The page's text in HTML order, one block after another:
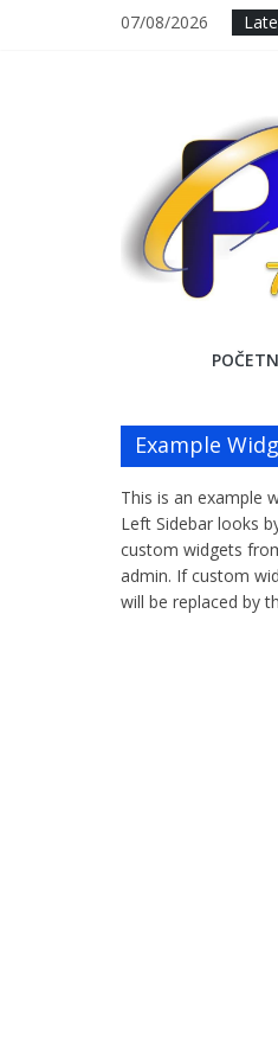
07/08/2026
Krug
767
Službena
web
stranica
Example
This is an example
Left Sidebar looks
custom widgets
admin. If custom
will be replaced by